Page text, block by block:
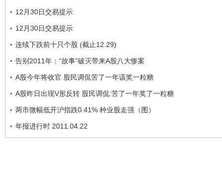
12月30日交易提示
12月30日交易提示
连续下跌前十只个股 (截止12.29)
告别2011年：“故事”破灭带来A股八大惨案
A股今年将收官 股民调侃苦了一年该奖一粒糖
A股昨日出现V形反转 股民调侃:苦了一年奖了一粒糖
两市微幅低开沪指跌0.41% 种业股走强（图）
年报进行时 2011.04.22